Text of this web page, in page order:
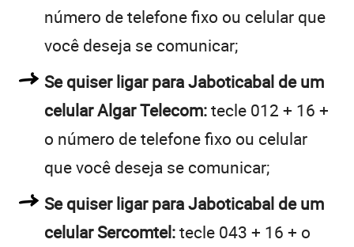
número de telefone fixo ou celular que
você deseja se comunicar;
Se quiser ligar para Jaboticabal de um
celular Algar Telecom:tecle 012 + 16 +
o número de telefone fixo ou celular
que você deseja se comunicar;
Se quiser ligar para Jaboticabal de um
celular Sercomtel:tecle 043 + 16 + o